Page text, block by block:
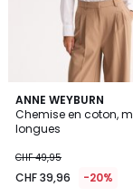
ANNE WEYBURN
Chemise en coton,
longues
CHF 49,95
CHF 39,96 -20%
4,1
/ 5
2
Couleurs